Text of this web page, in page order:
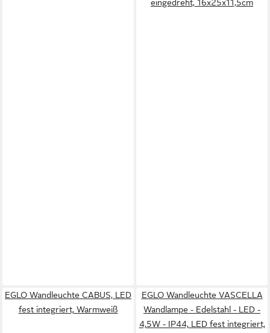
eingedreht, 16x25x11,5cm
EGLO Wandleuchte CABUS, LED
fest integriert, Warmweiß
EGLO Wandleuchte VASCELLA
Wandlampe - Edelstahl - LED -
4,5W - IP44, LED fest integriert,